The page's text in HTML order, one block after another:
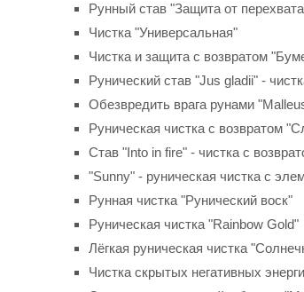
Рунный став "Защита от
Чистка "Универсальная"
Чистка и защита с возвратом
Рунический став "Jus gladii" -
Обезвредить врага рунами
Руническая чистка с возвратом
Став "Into in fire" - чистка с
"Sunny" - руническая чистка с
Рунная чистка "Рунический воск"
Руническая чистка "Rainbow Gold"
Лёгкая руническая чистка
Чистка скрытых негативных